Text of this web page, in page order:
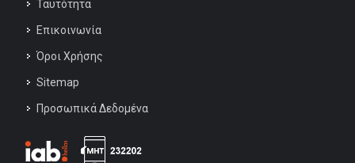
Ταυτότητα
Επικοινωνία
Όροι Χρήσης
Sitemap
Προσωπικά Δεδομένα